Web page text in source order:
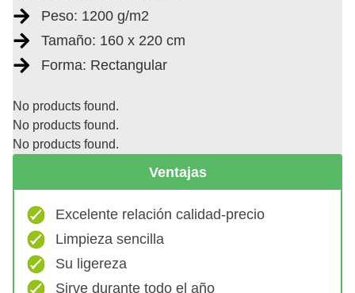
Peso: 1200 g/m2
Tamaño: 160 x 220 cm
Forma: Rectangular
No products found.
No products found.
No products found.
Ventajas
Excelente relación calidad-precio
Limpieza sencilla
Su ligereza
Sirve durante todo el año